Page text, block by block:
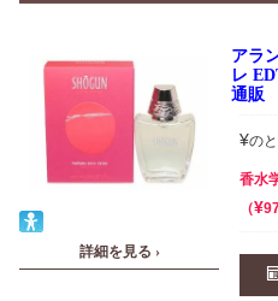
詳細を見る ›
アラ
レ
通販
¥の
香水
¥